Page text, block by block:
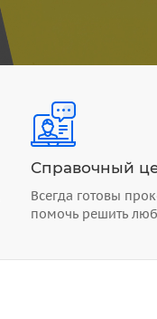
Справочный
Всегда готовы
помочь решить